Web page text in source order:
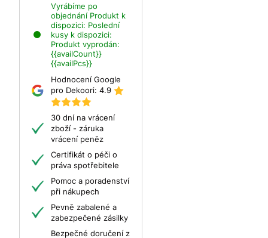
Vyrábíme po
objednání Produkt k
dispozici: Poslední
kusy k dispozici:
Produkt vyprodán:
{{availCount}}
{{availPcs}}
Hodnocení Google
pro Dekoori: 4.9
30 dní na vrácení
zboží - záruka
vrácení peněz
Certifikát o péči o
práva spotřebitele
Pomoc a poradenství
při nákupech
Pevně zabalené a
zabezpečené zásilky
Bezpečné doručení z